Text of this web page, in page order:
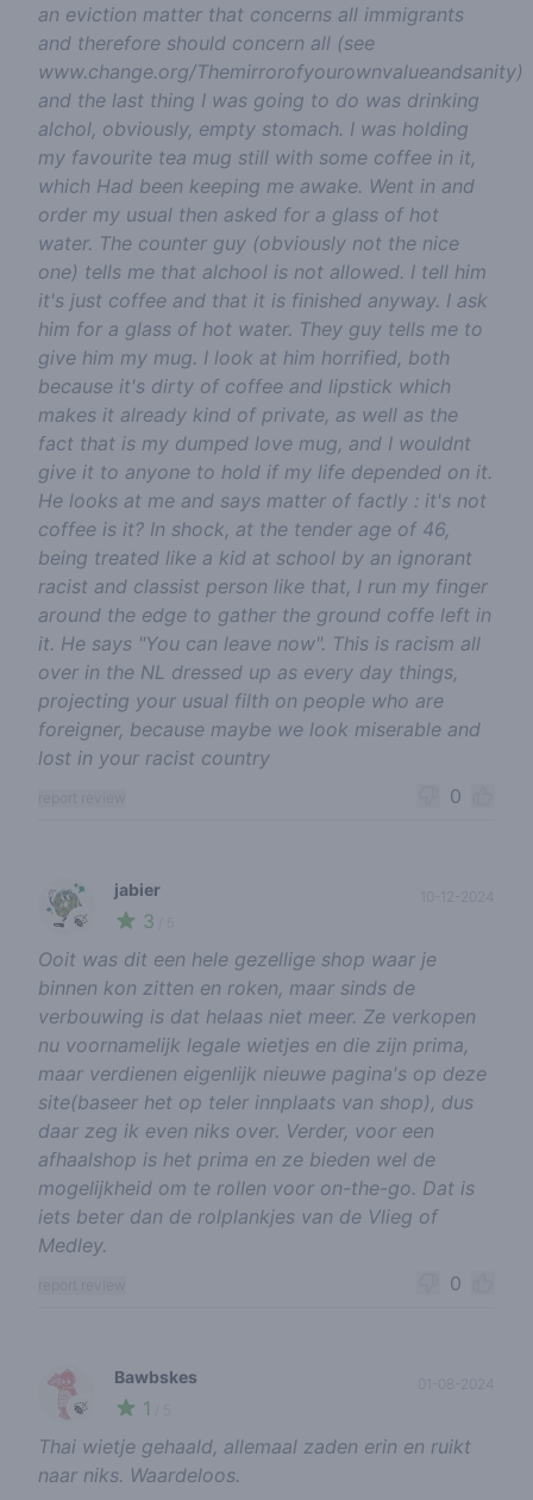
an eviction matter that concerns all immigrants
and therefore should concern all (see
www.change.org/Themirrorofyourownvalueandsanity)
and the last thing I was going to do was drinking
alchol, obviously, empty stomach. I was holding
my favourite tea mug still with some coffee in it,
which Had been keeping me awake. Went in and
order my usual then asked for a glass of hot
water. The counter guy (obviously not the nice
one) tells me that alchool is not allowed. I tell him
it's just coffee and that it is finished anyway. I ask
him for a glass of hot water. They guy tells me to
give him my mug. I look at him horrified, both
because it's dirty of coffee and lipstick which
makes it already kind of private, as well as the
fact that is my dumped love mug, and I wouldnt
give it to anyone to hold if my life depended on it.
He looks at me and says matter of factly : it's not
coffee is it? In shock, at the tender age of 46,
being treated like a kid at school by an ignorant
racist and classist person like that, I run my finger
around the edge to gather the ground coffe left in
it. He says "You can leave now". This is racism all
over in the NL dressed up as every day things,
projecting your usual filth on people who are
foreigner, because maybe we look miserable and
lost in your racist country
0
🍃
jabier
3
Ooit was dit een hele gezellige shop waar je
binnen kon zitten en roken, maar sinds de
verbouwing is dat helaas niet meer. Ze verkopen
nu voornamelijk legale wietjes en die zijn prima,
maar verdienen eigenlijk nieuwe pagina's op deze
site(baseer het op teler innplaats van shop), dus
daar zeg ik even niks over. Verder, voor een
afhaalshop is het prima en ze bieden wel de
mogelijkheid om te rollen voor on-the-go. Dat is
iets beter dan de rolplankjes van de Vlieg of
Medley.
0
🍃
Bawbskes
1
Thai wietje gehaald, allemaal zaden erin en ruikt
naar niks. Waardeloos.